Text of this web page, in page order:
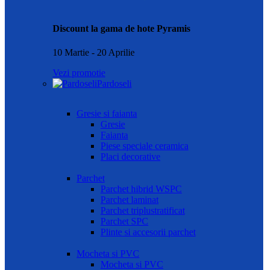
Discount la gama de hote Pyramis
10 Martie - 20 Aprilie
Vezi promotie
Pardoseli
Gresie si faianta
Gresie
Faianta
Piese speciale ceramica
Placi decorative
Parchet
Parchet hibrid WSPC
Parchet laminat
Parchet triplustratificat
Parchet SPC
Plinte si accesorii parchet
Mocheta si PVC
Mocheta si PVC